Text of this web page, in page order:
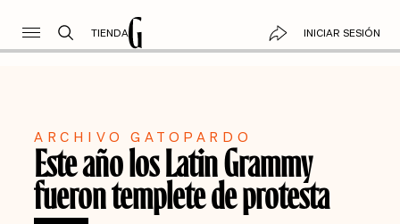
TIENDA INICIAR SESIÓN
ARCHIVO GATOPARDO
Este año los Latin Grammy
fueron templete de protesta